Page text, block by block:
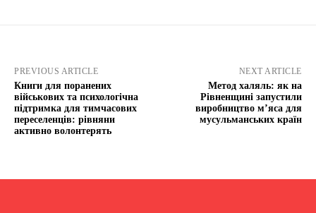
PREVIOUS ARTICLE
Книги для поранених
військових та психологічна
підтримка для тимчасових
переселенців: рівняни
активно волонтерять
NEXT ARTICLE
Метод халяль: як на
Рівненщині запустили
виробництво м’яса для
мусульманських країн